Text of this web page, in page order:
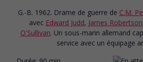
G.-B. 1962. Drame de guerre de C.M.
avec Edward Judd, James
O'Sullivan. Un sous-marin allemand
service avec un équipage